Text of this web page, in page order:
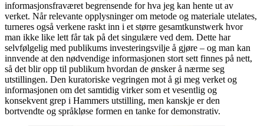
informasjonsfraværet begrensende for hva jeg kan hente ut av
verket. Når relevante opplysninger om metode og materiale utelates,
turneres også verkene raskt inn i et større gesamtkunstwerk hvor
man ikke like lett får tak på det singulære ved dem. Dette har
selvfølgelig med publikums investeringsvilje å gjøre – og man kan
innvende at den nødvendige informasjonen stort sett finnes på nett,
så det blir opp til publikum hvordan de ønsker å nærme seg
utstillingen. Den kuratoriske vegringen mot å gi meg verket og
informasjonen om det samtidig virker som et vesentlig og
konsekvent grep i Hammers utstilling, men kanskje er den
bortvendte og språkløse formen en tanke for demonstrativ.